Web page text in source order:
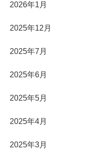
2026年1月
2025年12月
2025年7月
2025年6月
2025年5月
2025年4月
2025年3月